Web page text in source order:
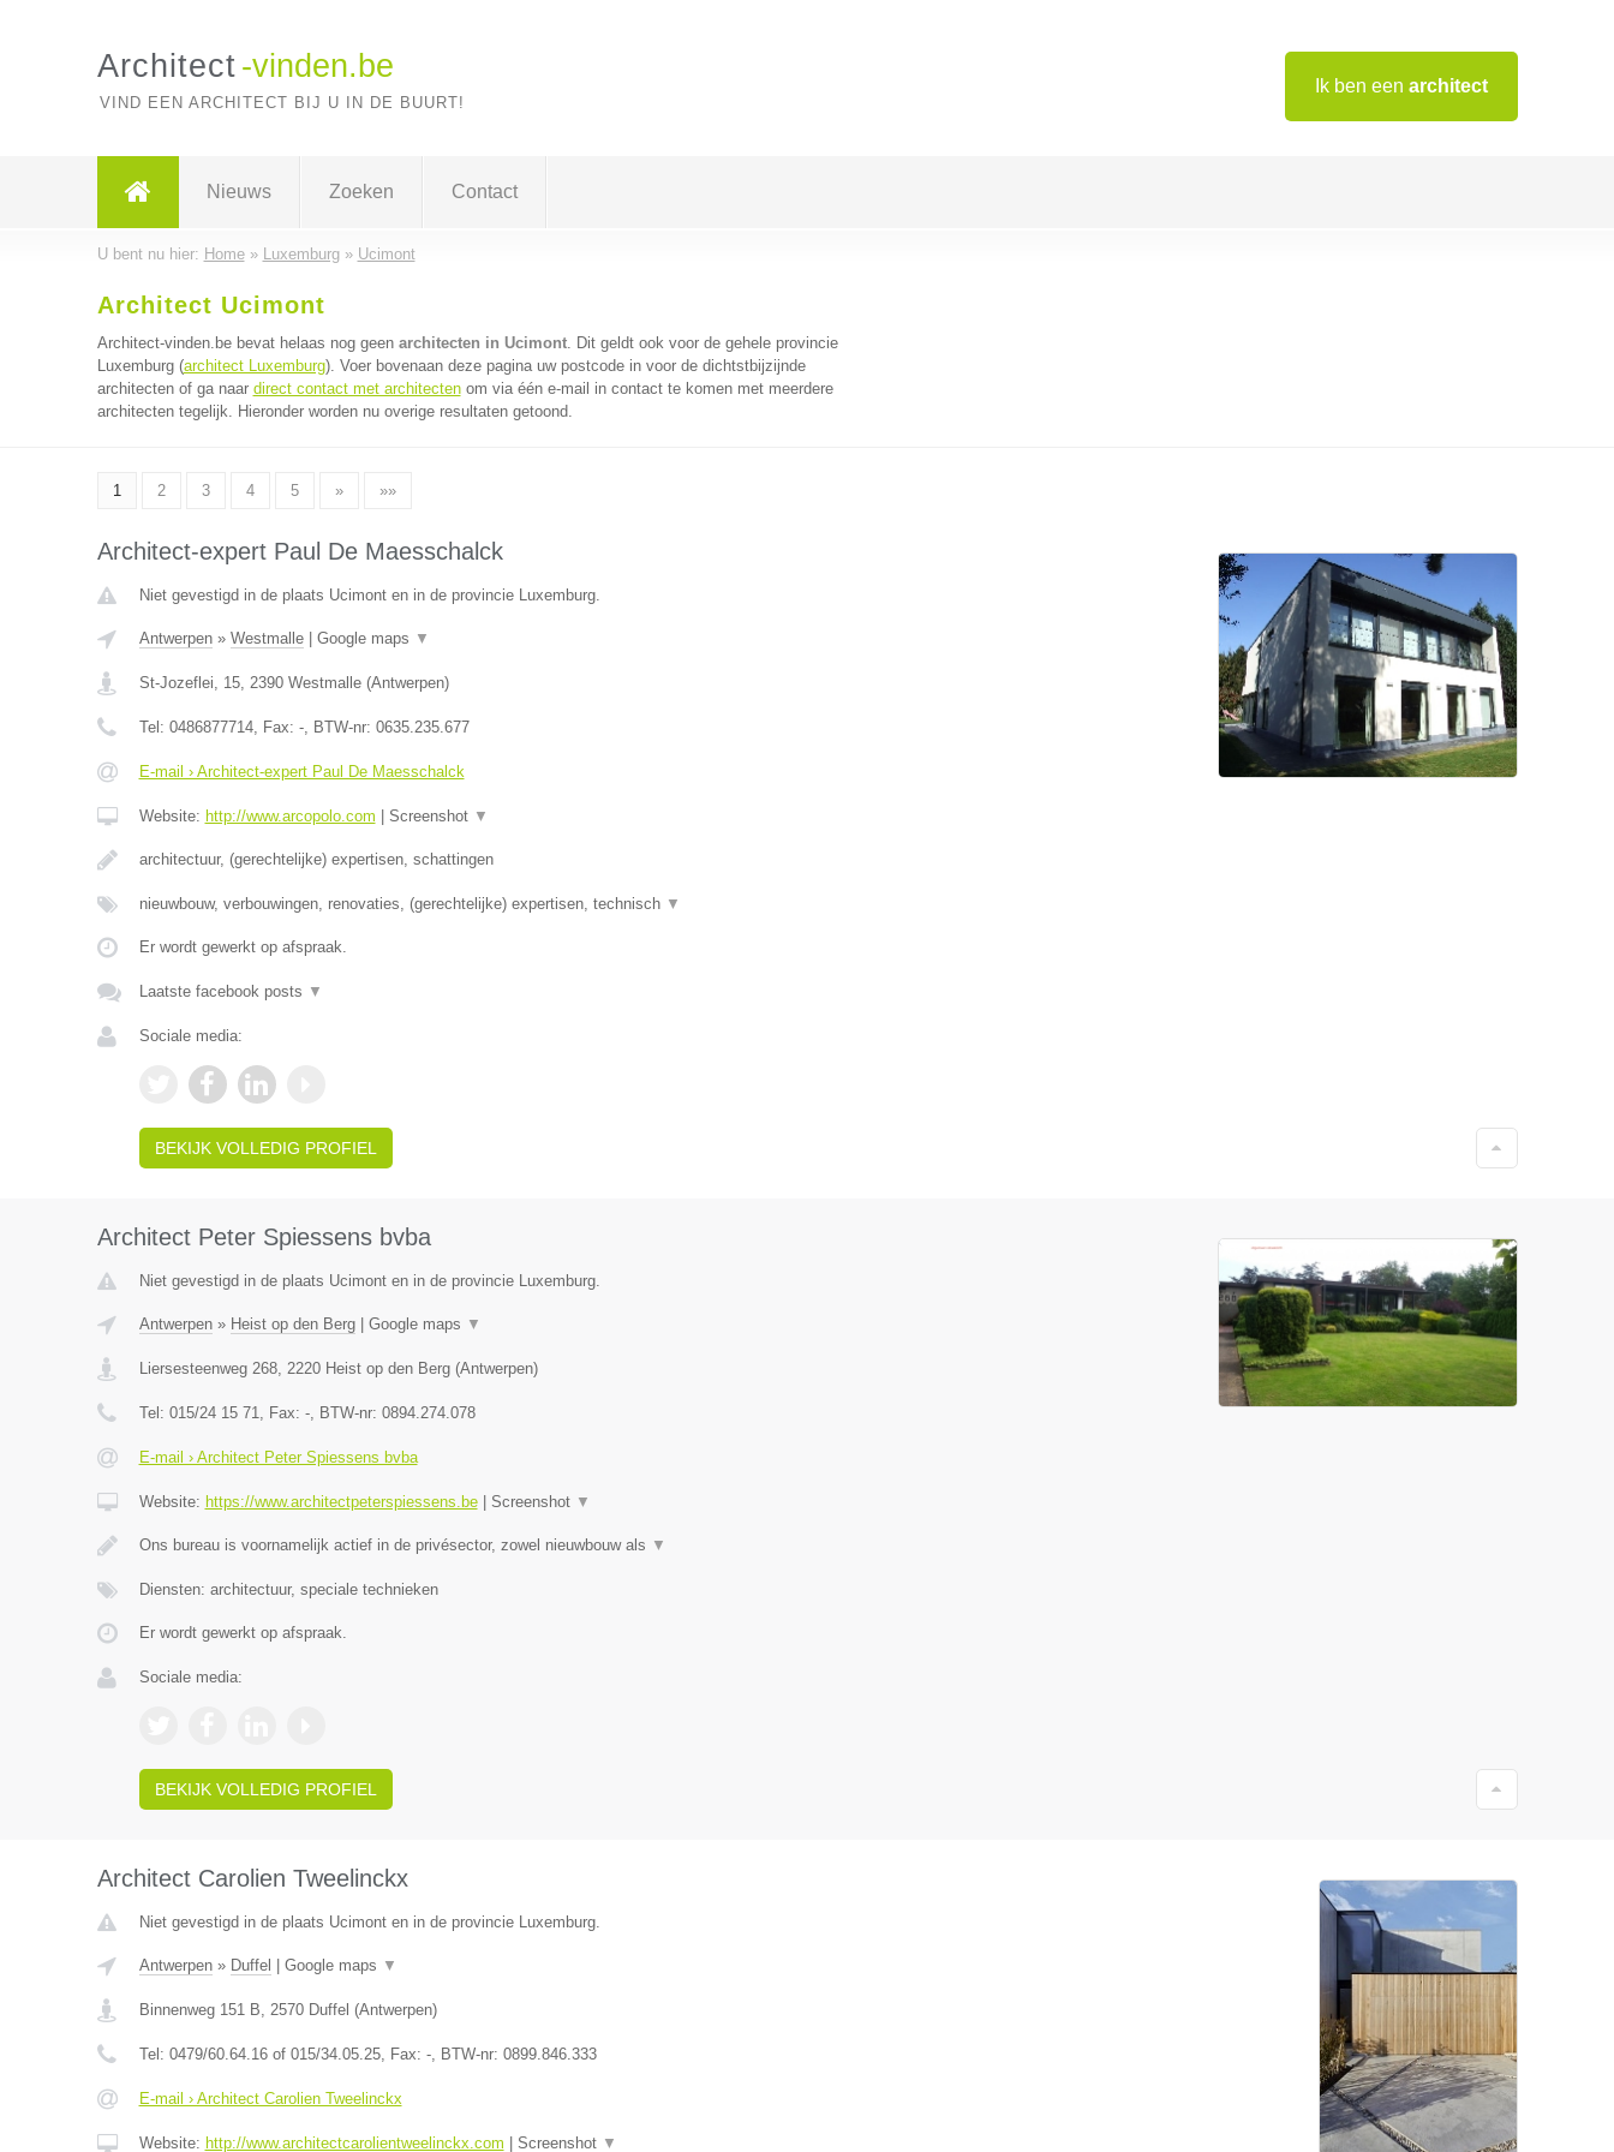
Ik ben een architect
Architect -vinden.be
VIND EEN ARCHITECT BIJ U IN DE BUURT!
Nieuws Zoeken Contact
U bent nu hier: Home» Luxemburg» Ucimont
Architect Ucimont
Architect-vinden.be bevat helaas nog geen architecten in Ucimont. Dit geldt ook voor de gehele provincie
Luxemburg (architect Luxemburg). Voer bovenaan deze pagina uw postcode in voor de dichtstbijzijnde
architecten of ga naar direct contact met architectenom via één e-mail in contact te komen met meerdere
architecten tegelijk. Hieronder worden nu overige resultaten getoond.
1 2 3 4 5 » »»
Architect-expert Paul De Maesschalck
Niet gevestigd in de plaats Ucimont en in de provincie Luxemburg.
Antwerpen» Westmalle| Google maps ▼
St-Jozeflei, 15, 2390 Westmalle(Antwerpen)
Tel: 0486877714, Fax: -, BTW-nr: 0635.235.677
E-mail › Architect-expert Paul De Maesschalck
Website: http://www.arcopolo.com Screenshot ▼
architectuur, (gerechtelijke) expertisen, schattingen
nieuwbouw, verbouwingen, renovaties, (gerechtelijke) expertisen, technisch ▼
Er wordt gewerkt op afspraak.
Laatste facebook posts ▼
Sociale media:
BEKIJK VOLLEDIG PROFIEL
Architect Peter Spiessens bvba
Niet gevestigd in de plaats Ucimont en in de provincie Luxemburg.
Antwerpen» Heist op den Berg| Google maps ▼
Liersesteenweg 268, 2220 Heist op den Berg(Antwerpen)
Tel: 015/24 15 71, Fax: -, BTW-nr: 0894.274.078
E-mail › Architect Peter Spiessens bvba
Website: https://www.architectpeterspiessens.be| Screenshot ▼
Ons bureau is voornamelijk actief in de privésector, zowel nieuwbouw als ▼
Diensten: architectuur, speciale technieken
Er wordt gewerkt op afspraak.
Sociale media:
BEKIJK VOLLEDIG PROFIEL
Architect Carolien Tweelinckx
Niet gevestigd in de plaats Ucimont en in de provincie Luxemburg.
Antwerpen» Duffel Google maps ▼
Binnenweg 151 B, 2570 Duffel (Antwerpen)
Tel: 0479/60.64.16 of 015/34.05.25, Fax: -, BTW-nr: 0899.846.333
E-mail › Architect Carolien Tweelinckx
Website: http://www.architectcarolientweelinckx.com Screenshot ▼